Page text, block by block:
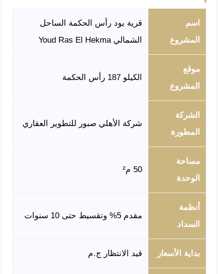
اسم
المشروع
قرية يود رأس الحكمة الساحل
الشمالي Youd Ras El Hekma
موقع
المشروع
الكيلو 187 رأس الحكمة
الشركة
المطورة
شركة الأهلي صبور للتطوير العقاري
مساحة
الوحدة
50 م²
أنظمة
السداد
مقدم 5% وتقسيط حتى 10 سنوات
بداية الأسعار قيد الانتظار ج.م